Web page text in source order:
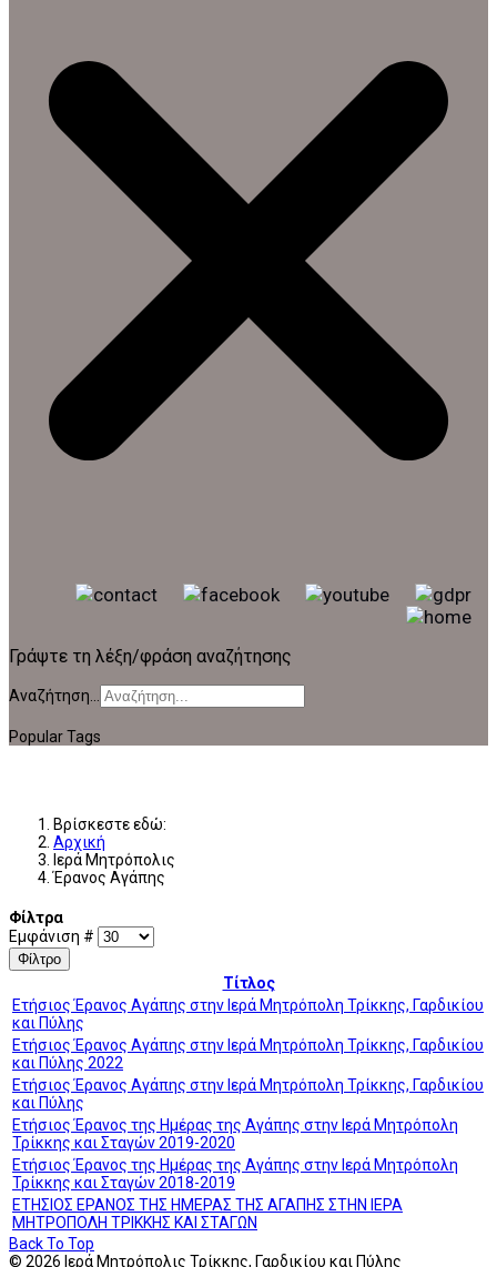
Γράψτε τη λέξη/φράση αναζήτησης
Αναζήτηση...
Popular Tags
Βρίσκεστε εδώ:
Αρχική
Ιερά Μητρόπολις
Έρανος Αγάπης
Φίλτρα
Εμφάνιση #
Φίλτρο
Τίτλος
Ετήσιος Έρανος Αγάπης στην Ιερά Μητρόπολη Τρίκκης, Γαρδικίου
και Πύλης
Ετήσιος Έρανος Αγάπης στην Ιερά Μητρόπολη Τρίκκης, Γαρδικίου
και Πύλης 2022
Ετήσιος Έρανος Αγάπης στην Ιερά Μητρόπολη Τρίκκης, Γαρδικίου
και Πύλης
Ετήσιος Έρανος της Ημέρας της Αγάπης στην Ιερά Μητρόπολη
Τρίκκης και Σταγών 2019-2020
Ετήσιος Έρανος της Ημέρας της Αγάπης στην Ιερά Μητρόπολη
Τρίκκης και Σταγών 2018-2019
ΕΤΗΣΙΟΣ ΕΡΑΝΟΣ ΤΗΣ ΗΜΕΡΑΣ ΤΗΣ ΑΓΑΠΗΣ ΣΤΗΝ ΙΕΡΑ
ΜΗΤΡΟΠΟΛΗ ΤΡΙΚΚΗΣ ΚΑΙ ΣΤΑΓΩΝ
Back To Top
© 2026 Ιερά Μητρόπολις Τρίκκης, Γαρδικίου και Πύλης